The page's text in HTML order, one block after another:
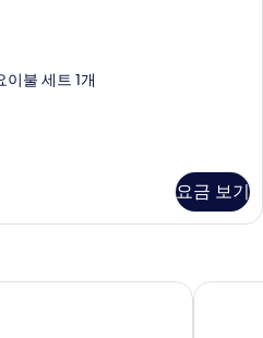
불 세트 1개
요금 보기
고야산